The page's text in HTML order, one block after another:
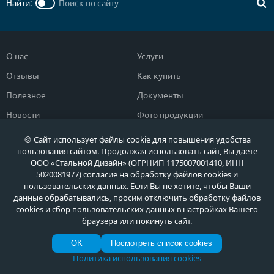
Найти:
О нас
Отзывы
Полезное
Новости
Контакты
Услуги
Как купить
Документы
Фото продукции
Гарантии и возврат
Каталог дверей
Двери со скидкой
Популярные двери
Быстрый подбор двери
Двери класса ЭКОНОМ
Двери в дом
Парадные двери
Двери в квартиру
Тамбурные двери
Противопожарные двери
🍪 Сайт использует файлы cookie для повышения удобства
пользования сайтом. Продолжая использовать сайт, Вы даете
ООО «Стальной Дизайн» (ОГРНИП 1175007001410, ИНН
5020081977) согласие на обработку файлов cookies и
пользовательских данных. Если Вы не хотите, чтобы Ваши
данные обрабатывались, просим отключить обработку файлов
cookies и сбор пользовательских данных в настройках Вашего
браузера или покинуть сайт.
OK Посмотреть список cookies
Политика использования cookies